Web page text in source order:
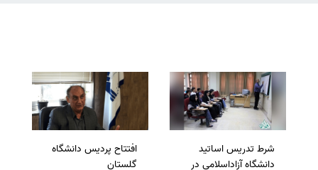
شرط تدریس اساتید
دانشگاه آزاداسلامی در
افتتاح پردیس دانشگاه
گلستان